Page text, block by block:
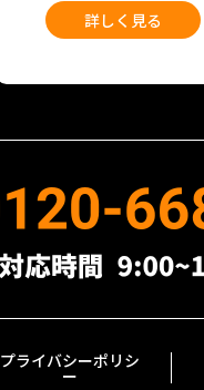
詳しく見る
プライバシーポリシ
ー